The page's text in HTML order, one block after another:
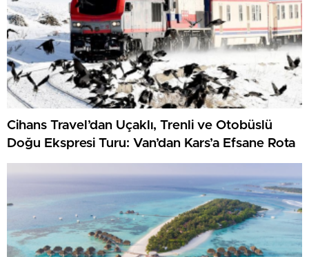
Cihans Travel’dan Uçaklı, Trenli ve Otobüslü
Doğu Ekspresi Turu: Van’dan Kars’a Efsane Rota